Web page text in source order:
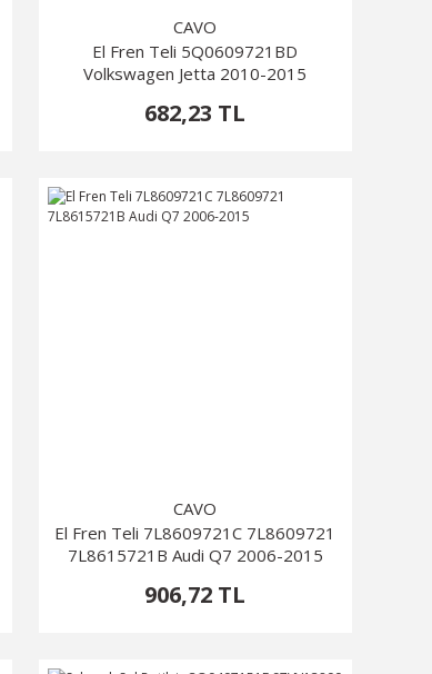
CAVO
El Fren Teli 5Q0609721BD
Volkswagen Jetta 2010-2015
682,23 TL
CAVO
El Fren Teli 7L8609721C 7L8609721
7L8615721B Audi Q7 2006-2015
906,72 TL